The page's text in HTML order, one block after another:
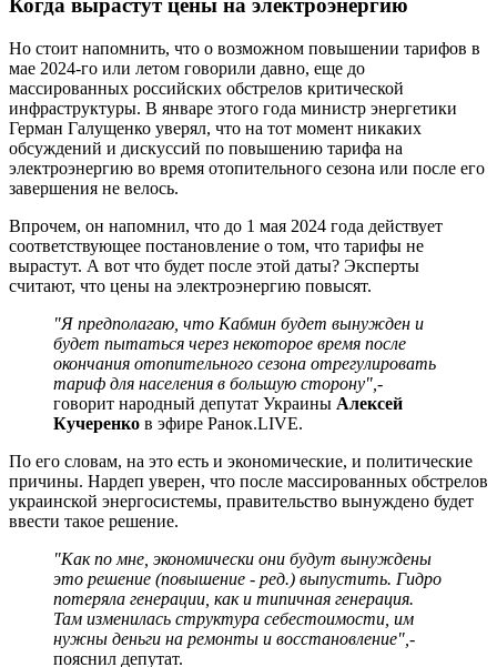
Когда вырастут цены на электроэнергию
Но стоит напомнить, что о возможном повышении тарифов в
мае 2024-го или летом говорили давно, еще до
массированных российских обстрелов критической
инфраструктуры. В январе этого года министр энергетики
Герман Галущенко уверял, что на тот момент никаких
обсуждений и дискуссий по повышению тарифа на
электроэнергию во время отопительного сезона или после его
завершения не велось.
Впрочем, он напомнил, что до 1 мая 2024 года действует
соответствующее постановление о том, что тарифы не
вырастут. А вот что будет после этой даты? Эксперты
считают, что цены на электроэнергию повысят.
"Я предполагаю, что Кабмин будет вынужден и
будет пытаться через некоторое время после
окончания отопительного сезона отрегулировать
тариф для населения в большую сторону", -
говорит народный депутат Украины Алексей
Кучеренко в эфире Ранок.LIVE.
По его словам, на это есть и экономические, и политические
причины. Нардеп уверен, что после массированных обстрелов
украинской энергосистемы, правительство вынуждено будет
ввести такое решение.
"Как по мне, экономически они будут вынуждены
это решение (повышение - ред.) выпустить. Гидро
потеряла генерации, как и типичная генерация.
Там изменилась структура себестоимости, им
нужны деньги на ремонты и восстановление", -
пояснил депутат.